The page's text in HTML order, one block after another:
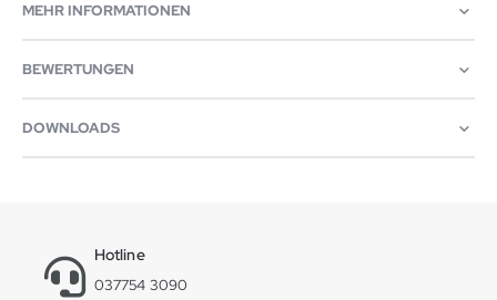
MEHR INFORMATIONEN
BEWERTUNGEN
DOWNLOADS
Hotline
037754 3090